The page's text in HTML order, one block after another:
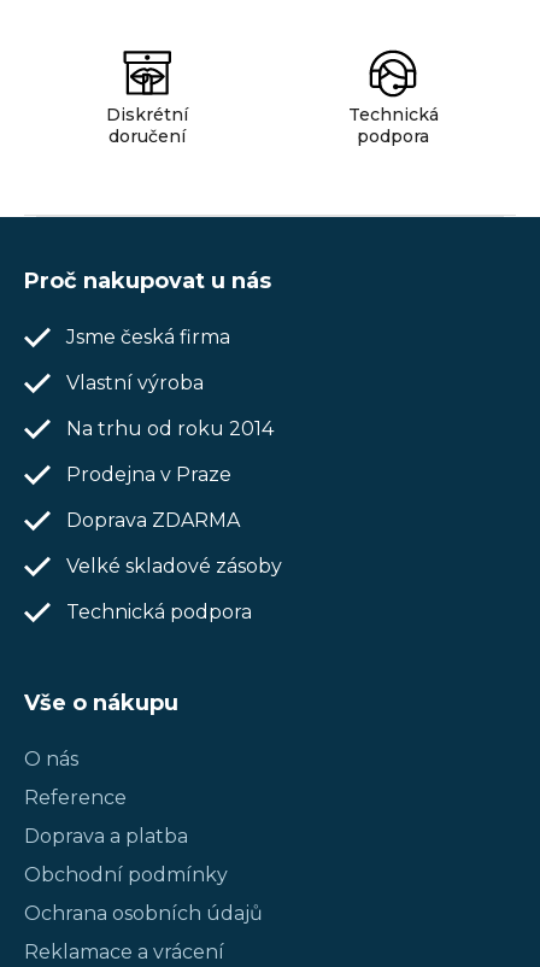
Diskrétní
doručení
Technická
podpora
Proč nakupovat u nás
Jsme česká firma
Vlastní výroba
Na trhu od roku 2014
Prodejna v Praze
Doprava ZDARMA
Velké skladové zásoby
Technická podpora
Vše o nákupu
O nás
Reference
Doprava a platba
Obchodní podmínky
Ochrana osobních údajů
Reklamace a vrácení